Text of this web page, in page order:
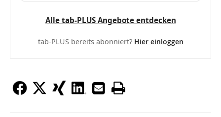
Alle tab-PLUS Angebote entdecken
tab-PLUS bereits abonniert? Hier einloggen